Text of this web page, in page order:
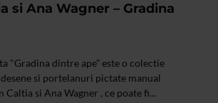
si Ana Wagner – Gradina
"Gradina dintre ape” este o colectie
si portelanuri pictate manual
Caltia si Ana Wagner , ce poate fi...